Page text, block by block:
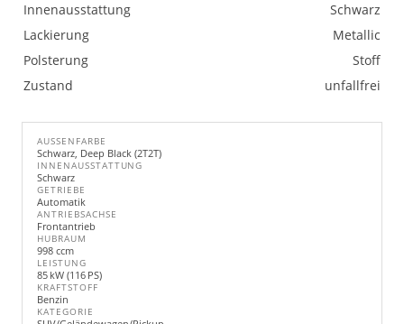
Innenausstattung
Schwarz
Lackierung
Metallic
Polsterung
Stoff
Zustand
unfallfrei
AUSSENFARBE
Schwarz, Deep Black (2T2T)
INNENAUSSTATTUNG
Schwarz
GETRIEBE
Automatik
ANTRIEBSACHSE
Frontantrieb
HUBRAUM
998 ccm
LEISTUNG
85 kW (116 PS)
KRAFTSTOFF
Benzin
KATEGORIE